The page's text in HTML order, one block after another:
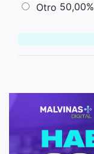
Otro 50,00%